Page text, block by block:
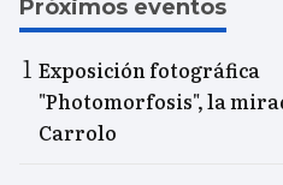
Próximos eventos
Exposición fotográfica
"Photomorfosis", la
Carrolo